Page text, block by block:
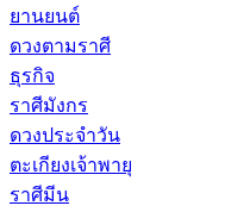
ยานยนต์
ดวงตามราศี
ธุรกิจ
ราศีมังกร
ดวงประจำวัน
ตะเกียงเจ้าพายุ
ราศีมีน